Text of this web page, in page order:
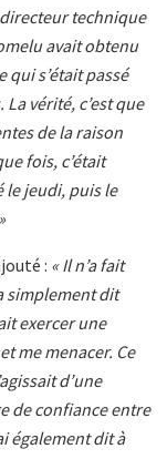
technique
avait obtenu
qui s’était passé
vérité, c’est que
de la raison
fois, c’était
le jeudi, puis le
: « Il n’a fait
simplement dit
exercer une
me menacer. Ce
d’une
de confiance entre
également dit à